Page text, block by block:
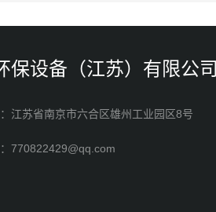
保设备（江苏）有限公司
江苏省南京市六合区雄州工业园区8号
770822429@qq.com